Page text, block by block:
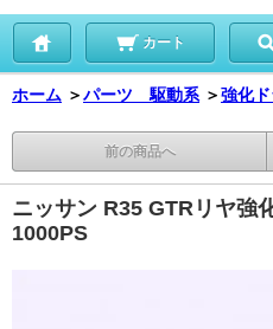
カート
ホーム ＞パーツ 駆動系 ＞強化
前の商品へ
ニッサン R35 GTRリヤ強
1000PS